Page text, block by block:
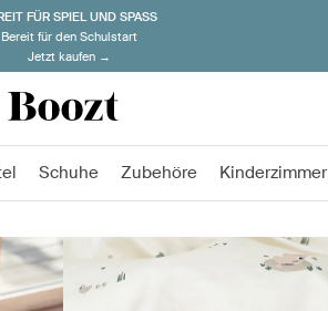
FÜR SPIEL UND SPASS
Bereit für den Schulstart
Jetzt kaufen →
Schuhe Zubehöre Kinderzimmer